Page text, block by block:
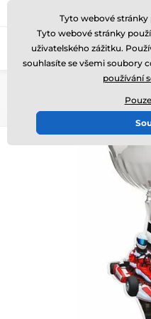
Zavolejte nám (Po-Pá 8-17)
Tyto webové
Tyto webové stránky
uživatelského zážitku.
souhlasíte se všemi soubory
používání